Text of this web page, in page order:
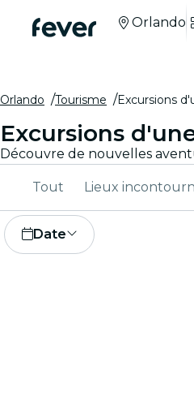
Orlando
Orlando Tourisme Excursions
Excursions
Tout Lieux
Date